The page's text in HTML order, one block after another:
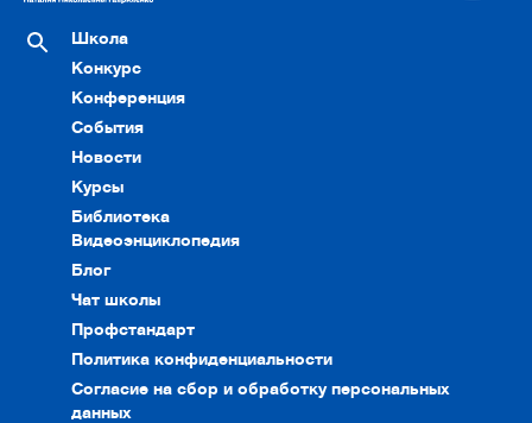
Школа
Конкурс
Конференция
События
Новости
Курсы
Библиотека
Видеоэнциклопедия
Блог
Чат школы
Профстандарт
Политика конфиденциальности
Согласие на сбор и обработку персональных
данных